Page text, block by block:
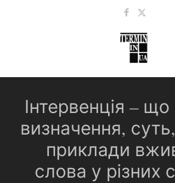
Інтервенція –
визначення,
приклади
слова у різних